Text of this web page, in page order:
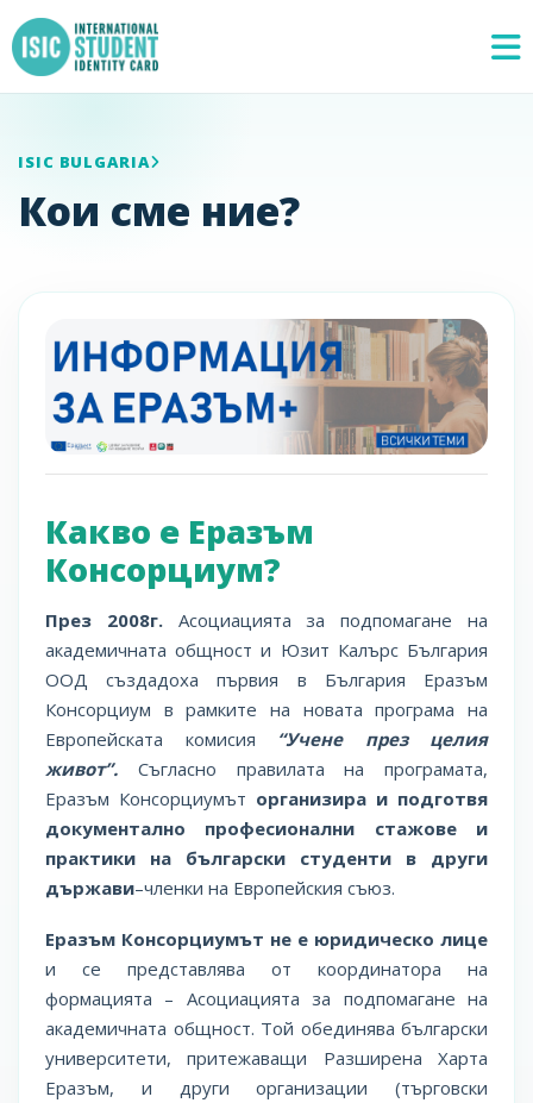
ISIC BULGARIA
Кои сме ние?
Какво е Еразъм
Консорциум?
През 2008г.Асоциацията за подпомагане на
академичната общност и Юзит Калърс България
ООД създадоха първия в България Еразъм
Консорциум в рамките на новата програма на
Европейската комисия “Учене през целия
живот”. Съгласно правилата на програмата,
Еразъм Консорциумът организира и подготвя
документално професионални стажове и
практики на български студенти в други
държави–членки на Европейския съюз.
Еразъм Консорциумът не е юридическо лице
и се представлява от координатора на
формацията – Асоциацията за подпомагане на
академичната общност. Той обединява български
университети, притежаващи Разширена Харта
Еразъм, и други организации (търговски